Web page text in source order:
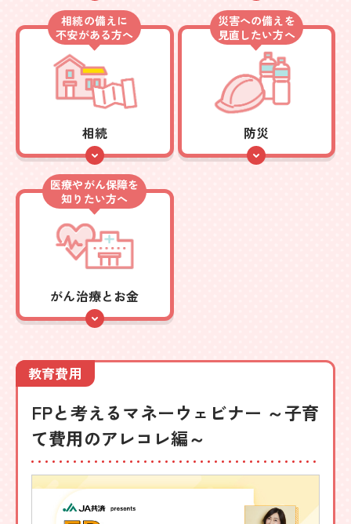
相続の備えに
不安がある方へ
相続
災害への備えを
見直したい方へ
防災
医療やがん保障を
知りたい方へ
がん治療とお金
教育費用
FPと考えるマネーウェビナー ～子育
て費用のアレコレ編～